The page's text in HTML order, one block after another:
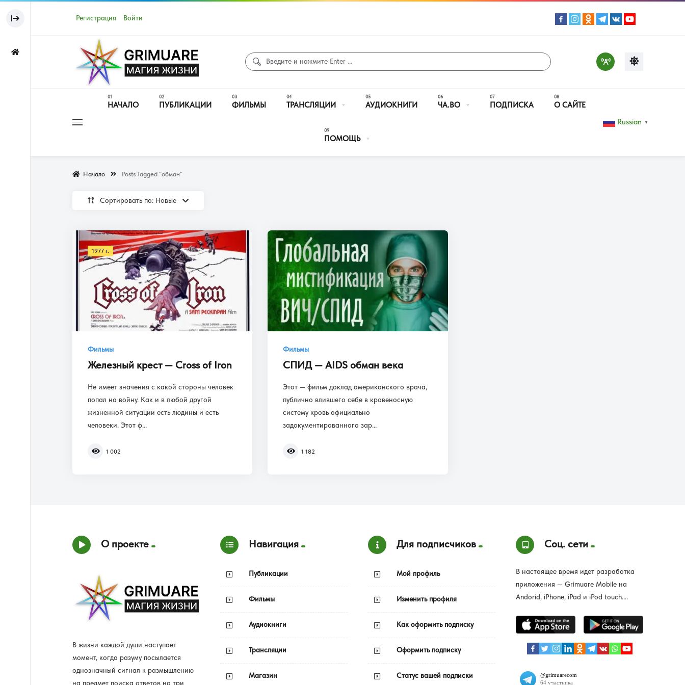
Регистрация Войти
НАЧАЛО ПУБЛИКАЦИИ ФИЛЬМЫ ТРАНСЛЯЦИИ АУДИОКНИГИ ЧА.ВО ПОДПИСКА О САЙТЕ
ПОМОЩЬ
Russian ▼
Начало Posts Tagged "обман"
Сортировать по: Новые
1977 г.
Фильмы
Железный крест — Cross of Iron
Не имеет значения с какой стороны человек
попал на войну. Как и в любой другой
жизненной ситуации есть людины и есть
человеки. Этот ф...
1 002
Фильмы
СПИД — AIDS обман века
Этот — фильм доклад американского врача,
публично влившего себе в кровеносную
систему кровь официально
задокументированного зар...
1 182
О проекте
В жизни каждой души наступает
момент, когда разуму посылается
однозначный сигнал к размышлению
на предмет поиска ответов на три
Навигация
Публикации
Фильмы
Аудиокниги
Трансляции
Магазин
Для подписчиков
Мой профиль
Изменить профиля
Как оформить подписку
Оформить подписку
Статус вашей подписки
Соц. сети
В настоящее время идет разработка
приложения — Grimuare Mobile на
Andorid, iPhone, iPad и iPod touch....